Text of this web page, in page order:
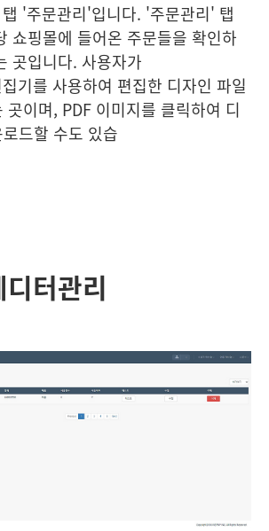
문관리'입니다. '주문관리' 탭
쇼핑몰에 들어온 주문들을 확인하
곳입니다. 사용자가
기를 사용하여 편집한 디자인 파일
곳이며, PDF 이미지를 클릭하여 디
드할 수도 있습
터관리